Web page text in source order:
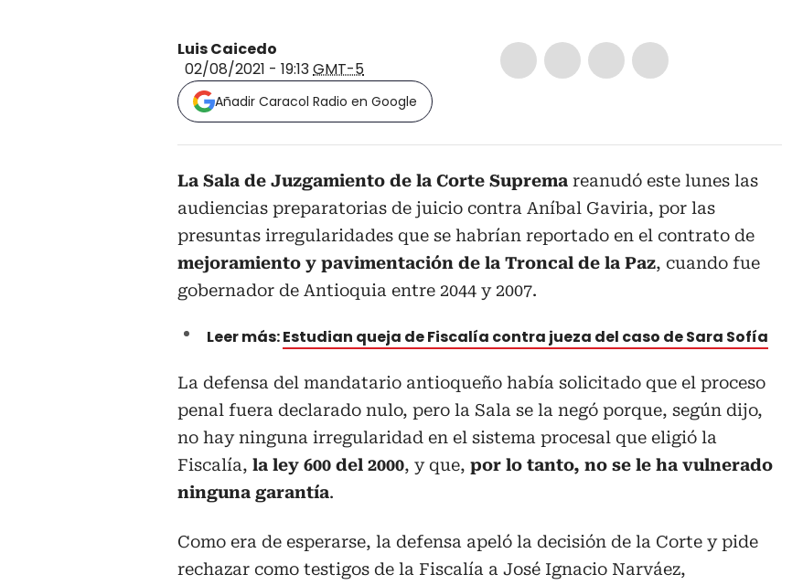
Luis Caicedo
02/08/2021 - 19:13GMT-5
Añadir Caracol Radio en Google
La Sala de Juzgamiento de la Corte Suprema reanudó este lunes las
audiencias preparatorias de juicio contra Aníbal Gaviria, por las
presuntas irregularidades que se habrían reportado en el contrato de
mejoramiento y pavimentación de la Troncal de la Paz, cuando fue
gobernador de Antioquia entre 2044 y 2007.
Leer más:Estudian queja de Fiscalía contra jueza del caso de Sara Sofía
La defensa del mandatario antioqueño había solicitado que el proceso
penal fuera declarado nulo, pero la Sala se la negó porque, según dijo,
no hay ninguna irregularidad en el sistema procesal que eligió la
Fiscalía, la ley 600 del 2000, y que, por lo tanto, no se le ha vulnerado
ninguna garantía.
Como era de esperarse, la defensa apeló la decisión de la Corte y pide
rechazar como testigos de la Fiscalía a José Ignacio Narváez,